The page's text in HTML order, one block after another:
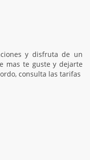
y disfruta de un
mas te guste y dejarte
consulta las tarifas